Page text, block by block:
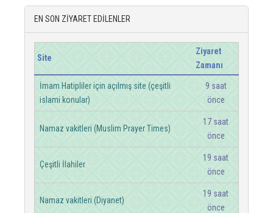
EN SON ZİYARET EDİLENLER
Site
Ziyaret
Zamanı
İmam Hatipliler için açılmış site (çeşitli
islami konular)
9 saat
önce
Namaz vakitleri (Muslim Prayer Times)
17 saat
önce
Çeşitli İlahiler
19 saat
önce
Namaz vakitleri (Diyanet)
19 saat
önce